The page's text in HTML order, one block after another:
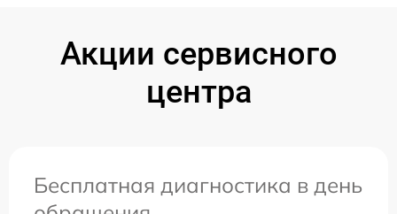
Акции сервисного
центра
Бесплатная диагностика в день